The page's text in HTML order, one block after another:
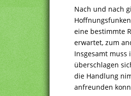
Nach und nach
eine bestimmte
erwartet, zum
Insgesamt muss
überschlagen
die Handlung
anfreunden